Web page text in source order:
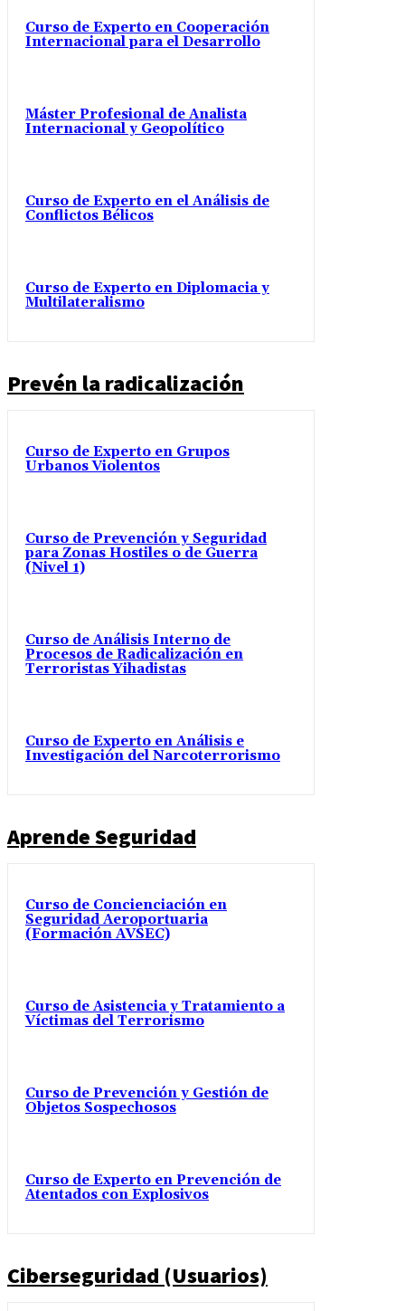
Curso de Experto en Cooperación
Internacional para el Desarrollo
Máster Profesional de Analista
Internacional y Geopolítico
Curso de Experto en el Análisis de
Conflictos Bélicos
Curso de Experto en Diplomacia y
Multilateralismo
Prevén la radicalización
Curso de Experto en Grupos
Urbanos Violentos
Curso de Prevención y Seguridad
para Zonas Hostiles o de Guerra
(Nivel 1)
Curso de Análisis Interno de
Procesos de Radicalización en
Terroristas Yihadistas
Curso de Experto en Análisis e
Investigación del Narcoterrorismo
Aprende Seguridad
Curso de Concienciación en
Seguridad Aeroportuaria
(Formación AVSEC)
Curso de Asistencia y Tratamiento a
Víctimas del Terrorismo
Curso de Prevención y Gestión de
Objetos Sospechosos
Curso de Experto en Prevención de
Atentados con Explosivos
Ciberseguridad (Usuarios)